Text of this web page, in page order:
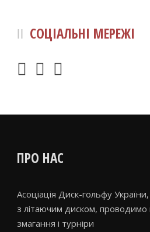
СОЦІАЛЬНІ МЕРЕЖІ
ПРО НАС
Асоціація Диск-гольфу
з літаючим диском, проводимо
змагання і турніри